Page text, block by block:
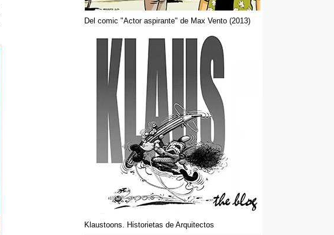
Del comic "Actor aspirante" de Max Vento (2013)
Klaustoons. Historietas de Arquitectos